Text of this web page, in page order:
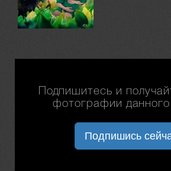
Подпишитесь и
фотографии
Подпишись